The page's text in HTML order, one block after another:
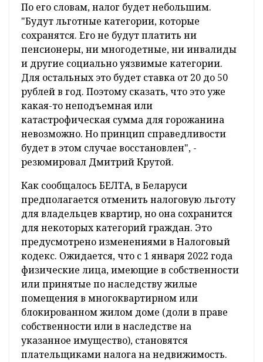
По его словам, налог будет небольшим.
"Будут льготные категории, которые
сохранятся. Его не будут платить ни
пенсионеры, ни многодетные, ни инвалиды
и другие социально уязвимые категории.
Для остальных это будет ставка от 20 до 50
рублей в год. Поэтому сказать, что это уже
какая-то неподъемная или
катастрофическая сумма для горожанина
невозможно. Но принцип справедливости
будет в этом случае восстановлен", -
резюмировал Дмитрий Крутой.
Как сообщалось БЕЛТА, в Беларуси
предполагается отменить налоговую льготу
для владельцев квартир, но она сохранится
для некоторых категорий граждан. Это
предусмотрено изменениями в Налоговый
кодекс. Ожидается, что с 1 января 2022 года
физические лица, имеющие в собственности
или принятые по наследству жилые
помещения в многоквартирном или
блокированном жилом доме (доли в праве
собственности или в наследстве на
указанное имущество), становятся
плательщиками налога на недвижимость.